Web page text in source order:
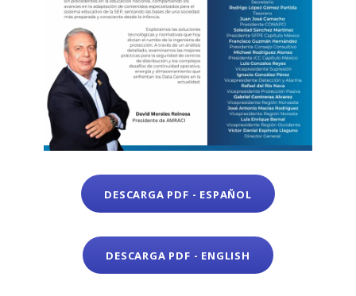
DESCARGA PDF - ESPAÑOL
DESCARGA PDF - ENGLISH